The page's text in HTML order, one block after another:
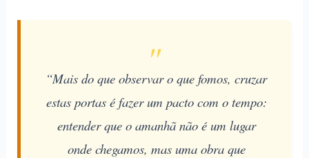
“Mais do que observar o que fomos, cruzar
estas portas é fazer um pacto com o tempo:
entender que o amanhã não é um lugar
onde chegamos, mas uma obra que